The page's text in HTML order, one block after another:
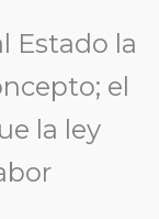
Estado la
el
la ley